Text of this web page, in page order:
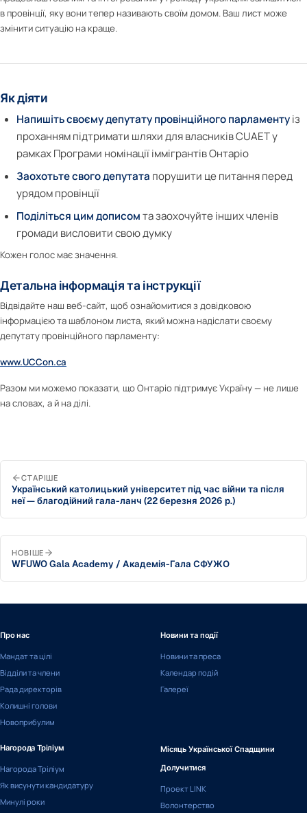
в провінції, яку вони тепер називають своїм домом. Ваш лист може
змінити ситуацію на краще.
Як діяти
Напишіть своєму депутату провінційного парламентуіз
проханням підтримати шляхи для власників CUAET у
рамках Програми номінації іммігрантів Онтаріо
Заохотьте свого депутата порушити це питання перед
урядом провінції
Поділіться цим дописомта заохочуйте інших членів
громади висловити свою думку
Кожен голос має значення.
Детальна інформація та інструкції
Відвідайте наш веб-сайт, щоб ознайомитися з довідковою
інформацією та шаблоном листа, який можна надіслати своєму
депутату провінційного парламенту:
www.UCCon.ca
Разом ми можемо показати, що Онтаріо підтримує Україну — не лише
на словах, а й на ділі.
СТАРІШЕ
Український католицький університет під час війни та після
неї — благодійний гала-ланч (22 березня 2026 р.)
НОВІШЕ
WFUWO Gala Academy / Академія-Гала СФУЖО
Про нас
Мандат та цілі
Відділи та члени
Рада директорів
Колишні голови
Новоприбулим
Новини та події
Новини та преса
Календар подій
Галереї
Нагорода Тріліум
Нагорода Тріліум
Як висунути кандидатуру
Минулі роки
Місяць Української Спадщини
Долучитися
Проект LINK
Волонтерство